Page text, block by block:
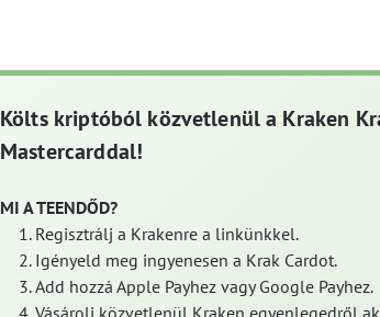
Költs kriptóból közvetlenül a Kraken
Mastercarddal!
MI A TEENDŐD?
Regisztrálj a Krakenre a linkünkkel.
Igényeld meg ingyenesen a Krak Cardot.
Add hozzá Apple Payhez vagy Google Payhez.
Vásárolj közvetlenül Kraken egyenlegedről